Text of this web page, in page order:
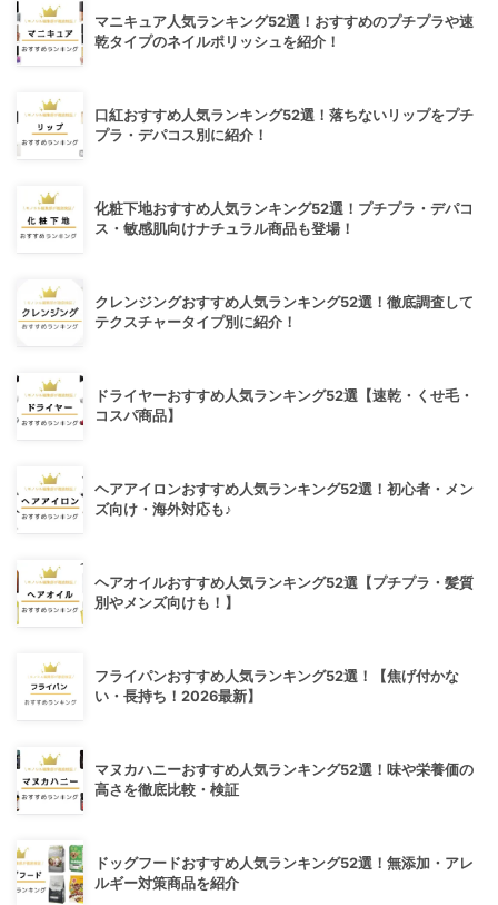
マニキュア人気ランキング52選！おすすめのプチプラや速
乾タイプのネイルポリッシュを紹介！
口紅おすすめ人気ランキング52選！落ちないリップをプチ
プラ・デパコス別に紹介！
化粧下地おすすめ人気ランキング52選！プチプラ・デパコ
ス・敏感肌向けナチュラル商品も登場！
クレンジングおすすめ人気ランキング52選！徹底調査して
テクスチャータイプ別に紹介！
ドライヤーおすすめ人気ランキング52選【速乾・くせ毛・
コスパ商品】
ヘアアイロンおすすめ人気ランキング52選！初心者・メン
ズ向け・海外対応も♪
ヘアオイルおすすめ人気ランキング52選【プチプラ・髪質
別やメンズ向けも！】
フライパンおすすめ人気ランキング52選！【焦げ付かな
い・長持ち！2026最新】
マヌカハニーおすすめ人気ランキング52選！味や栄養価の
高さを徹底比較・検証
ドッグフードおすすめ人気ランキング52選！無添加・アレ
ルギー対策商品を紹介